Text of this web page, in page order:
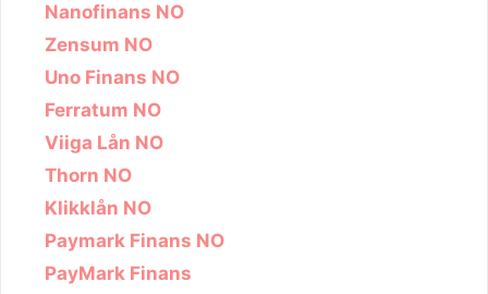
Nanofinans NO
Zensum NO
Uno Finans NO
Ferratum NO
Viiga Lån NO
Thorn NO
Klikklån NO
Paymark Finans NO
PayMark Finans